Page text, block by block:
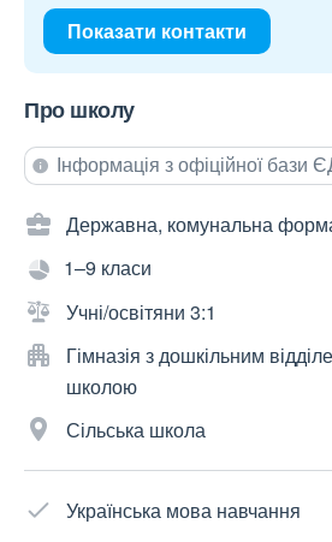
Показати контакти
Про школу
Інформація з офіційної бази
Державна, комунальна
1–9 класи
Учні/освітяни 3:1
Гімназія з дошкільним
школою
Сільська школа
Українська мова навчання